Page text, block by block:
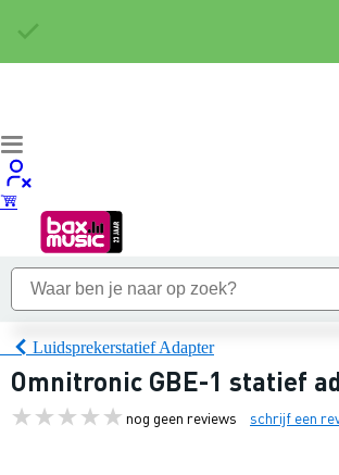
Luidsprekerstatief Adapter
Omnitronic GBE-1 statief
nog geen reviews schrijf een